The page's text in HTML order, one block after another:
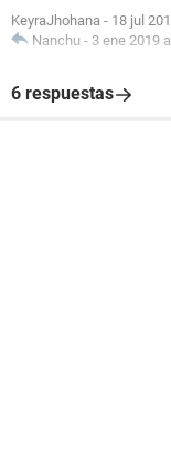
KeyraJhohana - 18 jul
Nanchu - 3 ene 2019
6 respuestas